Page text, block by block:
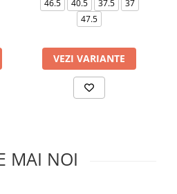
46.5
40.5 37.5
37
47.5
VEZI VARIANTE
MAI NOI